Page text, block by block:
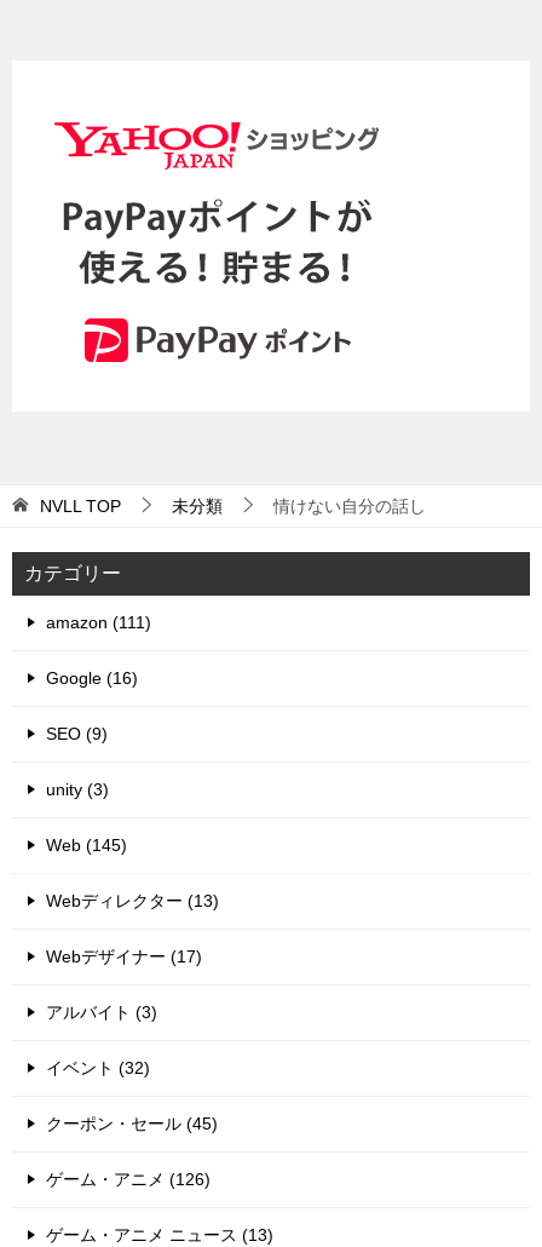
NVLLTOP 未分類 情けない自分の話し
カテゴリー
amazon (111)
Google (16)
SEO (9)
unity (3)
Web (145)
Webディレクター (13)
Webデザイナー (17)
アルバイト (3)
イベント (32)
クーポン・セール (45)
ゲーム・アニメ (126)
ゲーム・アニメ ニュース (13)